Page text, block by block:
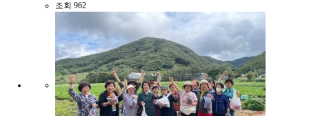
조회 962